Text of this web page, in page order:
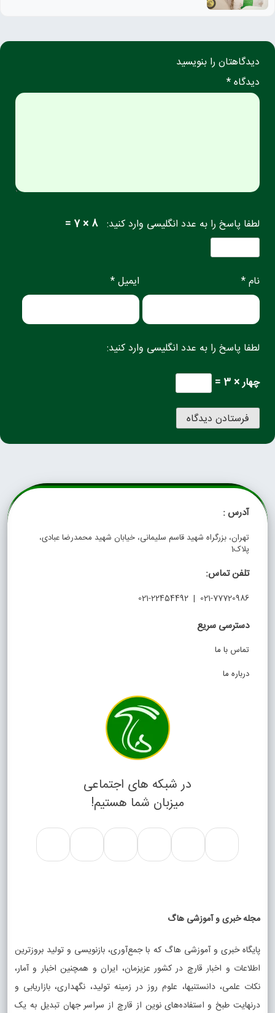
دیدگاهتان را بنویسید
دیدگاه *
لطفا پاسخ را به عدد انگلیسی وارد کنید: 8 × 7 =
نام * ایمیل *
لطفا پاسخ را به عدد انگلیسی وارد کنید:
چهار × 3 =
آدرس :
تهران، بزرگراه شهید قاسم سلیمانی، خیابان شهید محمدرضا عبادی،
پلاک1
تلفن تماس:
021-77720986 | 021-22454492
دسترسی سریع
تماس با ما
درباره ما
در شبکه های اجتماعی
میزبان شما هستیم!
مجله خبری و آموزشی هاگ
پایگاه خبری و آموزشی هاگ که با جمع‌آوری، بازنویسی و تولید بروزترین
اطلاعات و اخبار قارچ در کشور عزیزمان، ایران و همچنین اخبار و آمار،
نکات علمی، دانستنیها، علوم روز در زمینه تولید، نگهداری، بازاریابی و
درنهایت طبخ و استفاده‌های نوین از قارچ از سراسر جهان تبدیل به یک